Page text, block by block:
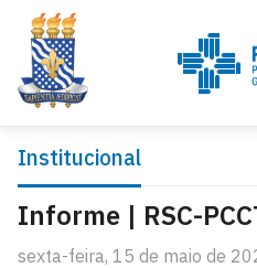
Institucional
Informe | RSC-
sexta-feira, 15 de maio de